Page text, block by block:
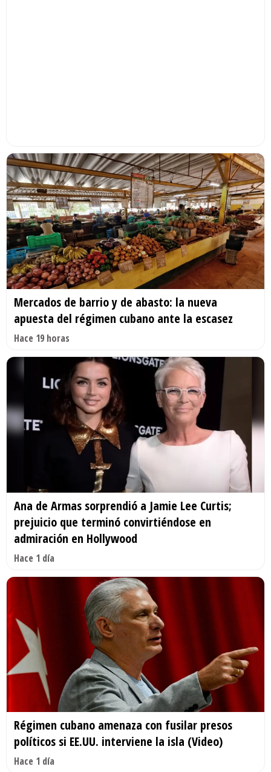
Mercados de barrio y de abasto: la nueva
apuesta del régimen cubano ante la escasez
Hace 19 horas
Ana de Armas sorprendió a Jamie Lee Curtis;
prejuicio que terminó convirtiéndose en
admiración en Hollywood
Hace 1 día
Régimen cubano amenaza con fusilar presos
políticos si EE.UU. interviene la isla (Video)
Hace 1 día